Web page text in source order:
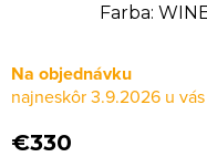
Farba:
Na objednávku
3.9.2026
€330